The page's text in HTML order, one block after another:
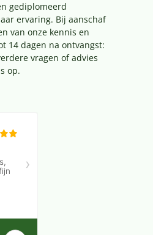
gediplomeerd
ervaring. Bij aanschaf
van onze kennis en
14 dagen na ontvangst:
vragen of advies
op.